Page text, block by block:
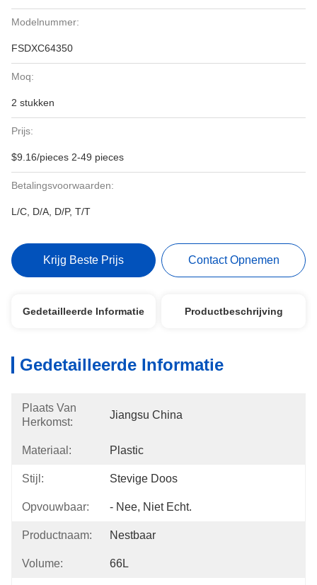
Modelnummer:
FSDXC64350
Moq:
2 stukken
Prijs:
$9.16/pieces 2-49 pieces
Betalingsvoorwaarden:
L/C, D/A, D/P, T/T
Krijg Beste Prijs Contact Opnemen
Gedetailleerde Informatie Productbeschrijving
Gedetailleerde Informatie
Plaats Van
Herkomst:
Jiangsu China
Materiaal: Plastic
Stijl: Stevige Doos
Opvouwbaar: - Nee, Niet Echt.
Productnaam: Nestbaar
Volume: 66L